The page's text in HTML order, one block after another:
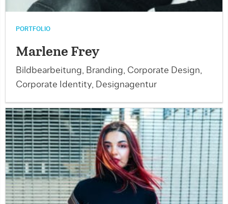
PORTFOLIO
Marlene Frey
Bildbearbeitung, Branding, Corporate Design,
Corporate Identity, Designagentur